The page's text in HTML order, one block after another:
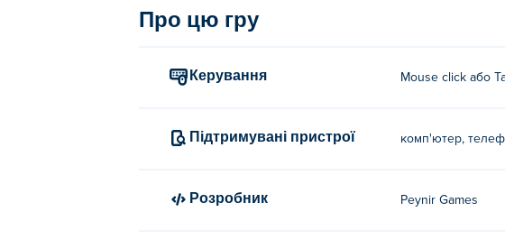
Хто створив Тунг Війни?
Ви можете грати в Thung Wars безкоштовно на Poki.
Про цю гру
Керування Mouse click або
Підтримувані пристрої комп'ютер,
Розробник Peynir Games